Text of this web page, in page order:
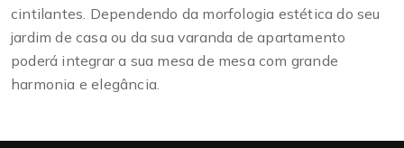
cintilantes. Dependendo da morfologia estética do seu
jardim de casa ou da sua varanda de apartamento
poderá integrar a sua mesa de mesa com grande
harmonia e elegância.